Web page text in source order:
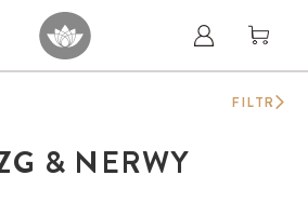
& NERWY
FILTR